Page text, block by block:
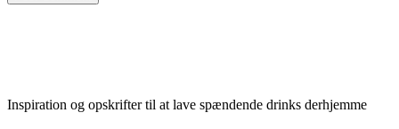
Inspiration og opskrifter til at lave spændende drinks derhjemme